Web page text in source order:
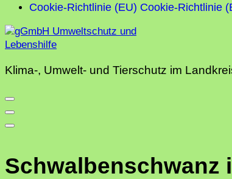
Cookie-Richtlinie (EU) Cookie-Richtlinie
Klima-, Umwelt- und Tierschutz im
Schwalbenschwanz